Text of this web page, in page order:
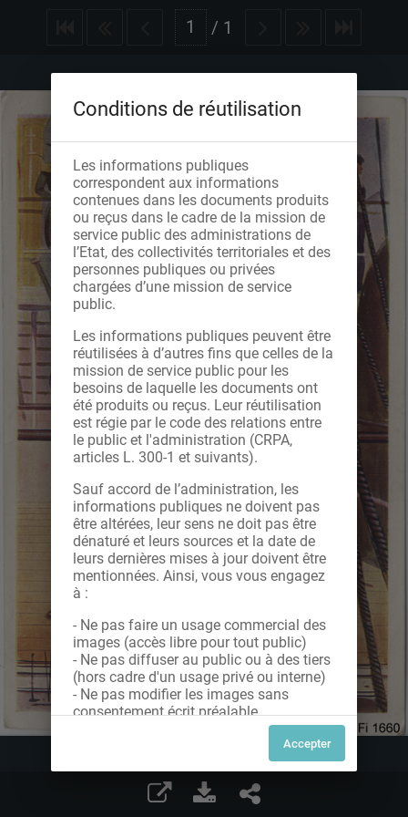
/ 1
Conditions de réutilisation
Les informations publiques
correspondent aux informations
contenues dans les documents produits
ou reçus dans le cadre de la mission de
service public des administrations de
l’Etat, des collectivités territoriales et des
personnes publiques ou privées
chargées d’une mission de service
public.
Les informations publiques peuvent être
réutilisées à d’autres fins que celles de la
mission de service public pour les
besoins de laquelle les documents ont
été produits ou reçus. Leur réutilisation
est régie par le code des relations entre
le public et l'administration (CRPA,
articles L. 300-1 et suivants).
Sauf accord de l’administration, les
informations publiques ne doivent pas
être altérées, leur sens ne doit pas être
dénaturé et leurs sources et la date de
leurs dernières mises à jour doivent être
mentionnées. Ainsi, vous vous engagez
à :
- Ne pas faire un usage commercial des
images (accès libre pour tout public)
- Ne pas diffuser au public ou à des tiers
(hors cadre d'un usage privé ou interne)
- Ne pas modifier les images sans
consentement écrit préalable
Dans le cas contraire, nous vous invitons
à nous contacter afin de solliciter le type
de Licence souhaitée parmi celles
proposées et le cas échéant, acquitter